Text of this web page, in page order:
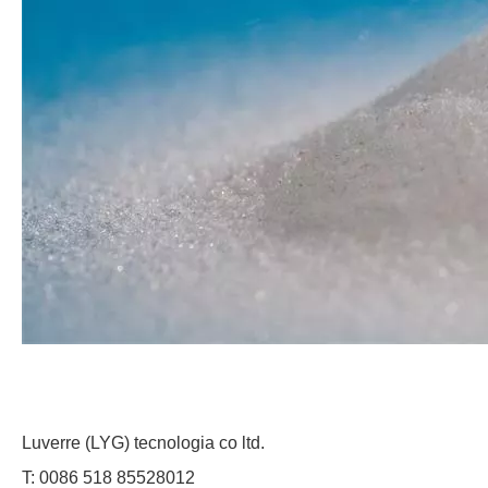
Luverre (LYG) tecnologia co ltd.
T: 0086 518 85528012